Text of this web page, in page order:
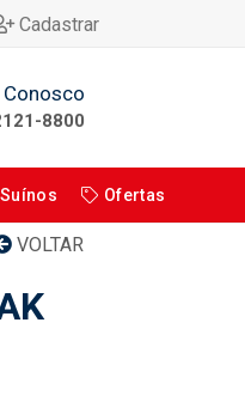
Cadastrar
Conosco
8800
Suínos Ofertas
VOLTAR